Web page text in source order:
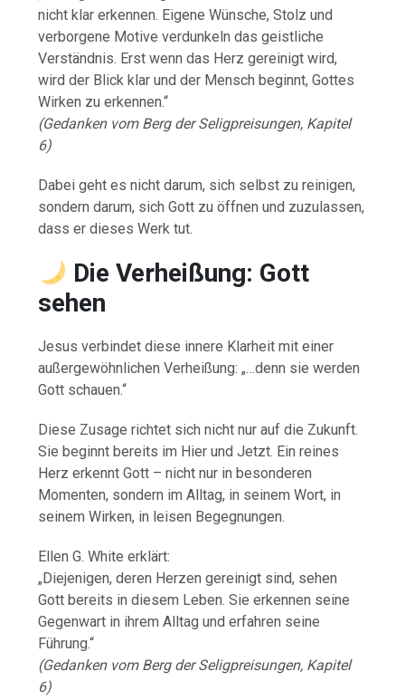
nicht klar erkennen. Eigene Wünsche, Stolz und
verborgene Motive verdunkeln das geistliche
Verständnis. Erst wenn das Herz gereinigt wird,
wird der Blick klar und der Mensch beginnt, Gottes
Wirken zu erkennen.“
(Gedanken vom Berg der Seligpreisungen, Kapitel
6)
Dabei geht es nicht darum, sich selbst zu reinigen,
sondern darum, sich Gott zu öffnen und zuzulassen,
dass er dieses Werk tut.
Die Verheißung: Gott
sehen
Jesus verbindet diese innere Klarheit mit einer
außergewöhnlichen Verheißung: „…denn sie werden
Gott schauen.“
Diese Zusage richtet sich nicht nur auf die Zukunft.
Sie beginnt bereits im Hier und Jetzt. Ein reines
Herz erkennt Gott – nicht nur in besonderen
Momenten, sondern im Alltag, in seinem Wort, in
seinem Wirken, in leisen Begegnungen.
Ellen G. White erklärt:
„Diejenigen, deren Herzen gereinigt sind, sehen
Gott bereits in diesem Leben. Sie erkennen seine
Gegenwart in ihrem Alltag und erfahren seine
Führung.“
(Gedanken vom Berg der Seligpreisungen, Kapitel
6)